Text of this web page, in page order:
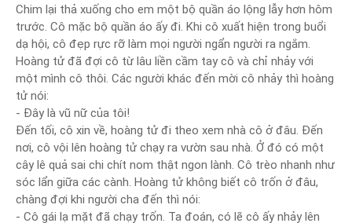
Chim lại thả xuống cho em một bộ quần áo lộng lẫy hơn hôm
trước. Cô mặc bộ quần áo ấy đi. Khi cô xuất hiện trong buổi
dạ hội, cô đẹp rực rỡ làm mọi người ngẩn người ra ngắm.
Hoàng tử đã đợi cô từ lâu liền cầm tay cô và chỉ nhảy với
một mình cô thôi. Các người khác đến mời cô nhảy thì hoàng
tử nói:
- Đây là vũ nữ của tôi!
Đến tối, cô xin về, hoàng tử đi theo xem nhà cô ở đâu. Đến
nơi, cô vội lên hoàng tử chạy ra vườn sau nhà. Ở đó có một
cây lê quả sai chi chít nom thật ngon lành. Cô trèo nhanh như
sóc lẩn giữa các cành. Hoàng tử không biết cô trốn ở đâu,
chàng đợi khi người cha đến thì nói:
- Cô gái lạ mặt đã chạy trốn. Ta đoán, có lẽ cô ấy nhảy lên